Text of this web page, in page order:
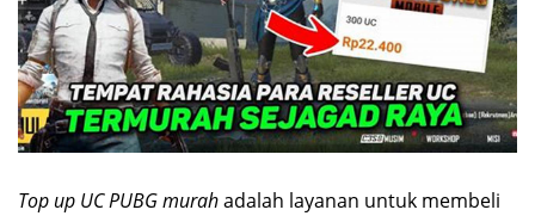
Top up UC PUBG murahadalah layanan untuk membeli